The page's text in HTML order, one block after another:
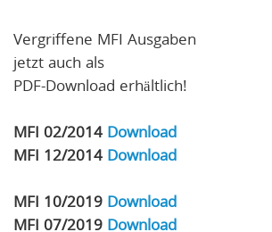
Vergriffene MFI Ausgaben
jetzt auch als
PDF-Download erhältlich!
MFI 02/2014 Download
MFI 12/2014 Download
MFI 10/2019 Download
MFI 07/2019 Download